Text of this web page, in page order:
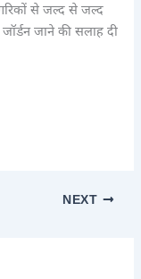
से जल्द से जल्द
जाने की सलाह दी
NEXT